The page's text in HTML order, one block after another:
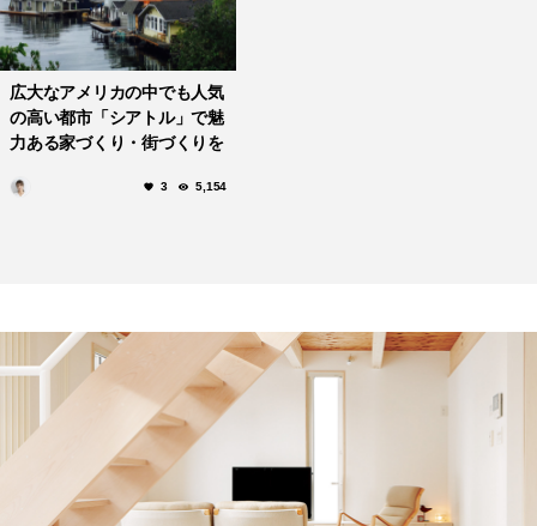
広大なアメリカの中でも人気
の高い都市「シアトル」で魅
力ある家づくり・街づくりを
3 5,154